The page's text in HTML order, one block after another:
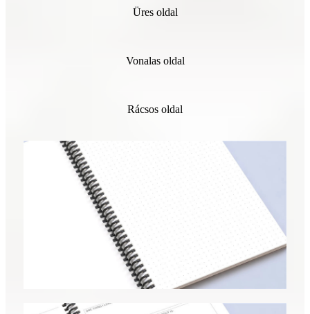
Üres oldal
Vonalas oldal
Rácsos oldal